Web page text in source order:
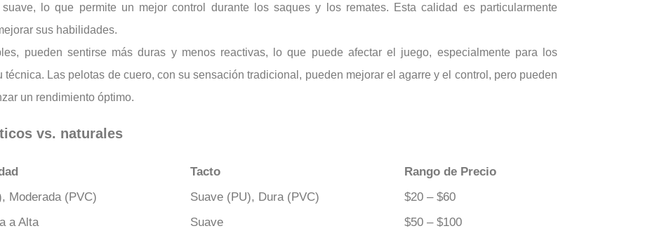
lo que permite un mejor control durante los saques y los remates. Esta calidad es particularmente
sus habilidades.
pueden sentirse más duras y menos reactivas, lo que puede afectar el juego, especialmente para los
Las pelotas de cuero, con su sensación tradicional, pueden mejorar el agarre y el control, pero pueden
un rendimiento óptimo.
vs. naturales
Tacto
Rango de Precio
Moderada (PVC) Suave (PU), Dura (PVC)
$20 – $60
a Alta Suave $50 – $100